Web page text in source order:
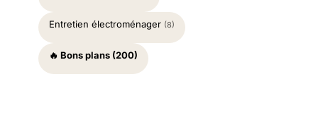
Entretien électroménager (8)
🔥 Bons plans (200)